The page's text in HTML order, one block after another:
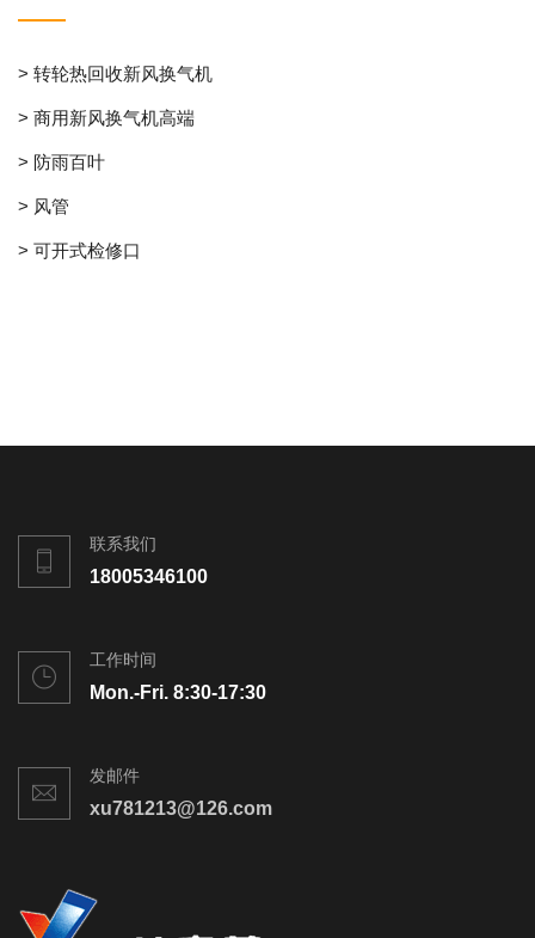
> 转轮热回收新风换气机
> 商用新风换气机高端
> 防雨百叶
> 风管
> 可开式检修口
联系我们
18005346100
工作时间
Mon.-Fri. 8:30-17:30
发邮件
xu781213@126.com